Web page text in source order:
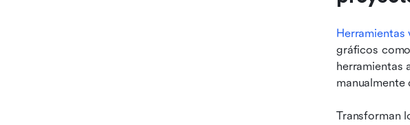
Herramientas
gráficos
herramientas
Transforman